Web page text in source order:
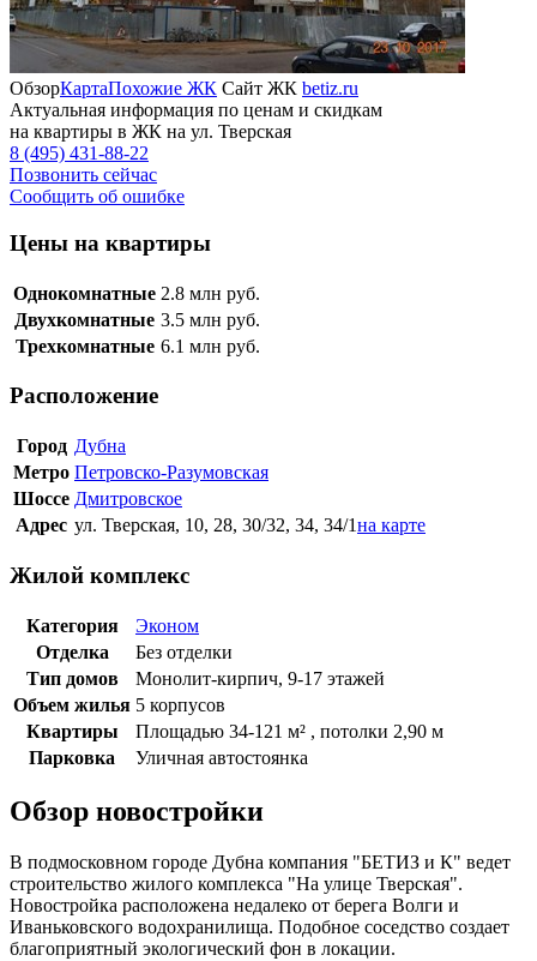
ОбзорКартаПохожие ЖК Сайт ЖК betiz.ru
Актуальная информация по ценам и скидкам
на квартиры в ЖК на ул. Тверская
8 (495) 431-88-22
Позвонить сейчас
Сообщить об ошибке
Цены на квартиры
Однокомнатные 2.8 млн руб.
Двухкомнатные 3.5 млн руб.
Трехкомнатные 6.1 млн руб.
Расположение
Город Дубна
Метро Петровско-Разумовская
Шоссе Дмитровское
Адрес ул. Тверская, 10, 28, 30/32, 34, 34/1на карте
Жилой комплекс
Категория
Эконом
Отделка
Без отделки
Тип домов
Монолит-кирпич, 9-17 этажей
Объем жилья 5 корпусов
Квартиры
Площадью 34-121 м² , потолки 2,90 м
Парковка
Уличная автостоянка
Обзор новостройки
В подмосковном городе Дубна компания "БЕТИЗ и К" ведет
строительство жилого комплекса "На улице Тверская".
Новостройка расположена недалеко от берега Волги и
Иваньковского водохранилища. Подобное соседство создает
благоприятный экологический фон в локации.